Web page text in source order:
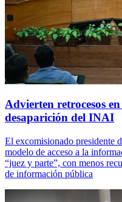
Advierten retrocesos
desaparición del INAI
El excomisionado presidente
modelo de acceso a la
“juez y parte”, con menos
de información pública